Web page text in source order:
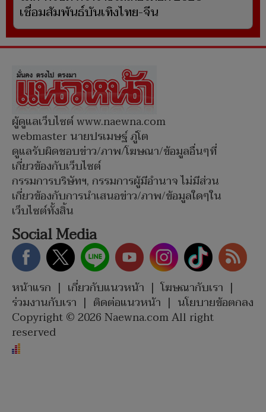
เชื่อมสัมพันธ์บันเทิงไทย-จีน
ผู้ดูแลเว็บไซต์ www.naewna.com
webmaster นายปรเมษฐ์ ภู่โต
ดูแลรับผิดชอบข่าว/ภาพ/โฆษณา/ข้อมูลอื่นๆที่
เกี่ยวข้องกับเว็บไซต์
กรรมการบริษัทฯ, กรรมการผู้มีอำนาจ ไม่มีส่วน
เกี่ยวข้องกับการนำเสนอข่าว/ภาพ/ข้อมูลใดๆใน
เว็บไซต์ทั้งสิ้น
Social Media
หน้าแรก | เกี่ยวกับแนวหน้า | โฆษณากับเรา |
ร่วมงานกับเรา | ติดต่อแนวหน้า | นโยบายข้อตกลง
Copyright © 2026 Naewna.com All right
reserved